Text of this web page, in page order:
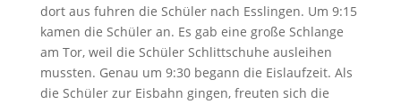
dort aus fuhren die Schüler nach Esslingen. Um 9:15
kamen die Schüler an. Es gab eine große Schlange
am Tor, weil die Schüler Schlittschuhe ausleihen
mussten. Genau um 9:30 begann die Eislaufzeit. Als
die Schüler zur Eisbahn gingen, freuten sich die